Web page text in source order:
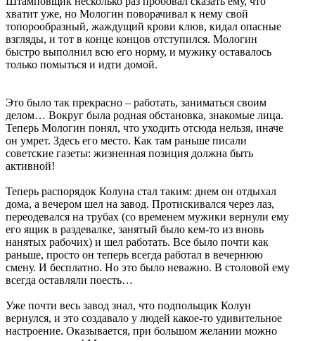
хватит уже, но Мологин поворачивал к нему свой
топорообразный, жаждущий крови клюв, кидал опасные
взгляды, и тот в конце концов отступился. Мологин
быстро выполнил всю его норму, и мужику оставалось
только помыться и идти домой.
Это было так прекрасно – работать, заниматься своим
делом… Вокруг была родная обстановка, знакомые лица.
Теперь Мологин понял, что уходить отсюда нельзя, иначе
он умрет. Здесь его место. Как там раньше писали
советские газеты: жизненная позиция должна быть
активной!
Теперь распорядок Колуна стал таким: днем он отдыхал
дома, а вечером шел на завод. Протискивался через лаз,
переодевался на трубах (со временем мужики вернули ему
его ящик в раздевалке, занятый было кем-то из вновь
нанятых рабочих) и шел работать. Все было почти как
раньше, просто он теперь всегда работал в вечернюю
смену. И бесплатно. Но это было неважно. В столовой ему
всегда оставляли поесть…
Уже почти весь завод знал, что подпольщик Колун
вернулся, и это создавало у людей какое-то удивительное
настроение. Оказывается, при большом желании можно